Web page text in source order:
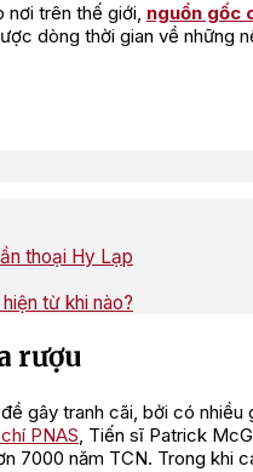
nơi trên thế giới, nguồn gốc
dòng thời gian về những
thoại Hy Lạp
từ khi nào?
rượu
gây tranh cãi, bởi có
PNAS , Tiến sĩ Patrick
7000 năm TCN. Trong khi